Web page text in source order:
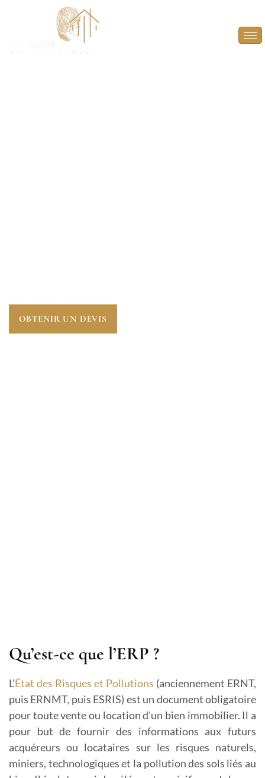
OBTENIR UN DEVIS
Qu’est-ce que l’ERP ?
L’État des Risques et Pollutions (anciennement ERNT,
puis ERNMT, puis ESRIS) est un document obligatoire
pour toute vente ou location d’un bien immobilier. Il a
pour but de fournir des informations aux futurs
acquéreurs ou locataires sur les risques naturels,
miniers, technologiques et la pollution des sols liés au